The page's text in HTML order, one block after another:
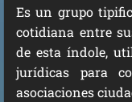
Es un grupo
cotidiana entre
de esta índole,
jurídicas para
asociaciones